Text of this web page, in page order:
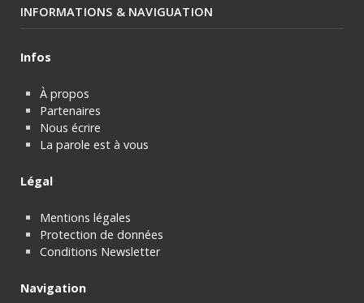
INFORMATIONS & NAVIGUATION
Infos
À propos
Partenaires
Nous écrire
La parole est à vous
Légal
Mentions légales
Protection de données
Conditions Newsletter
Navigation